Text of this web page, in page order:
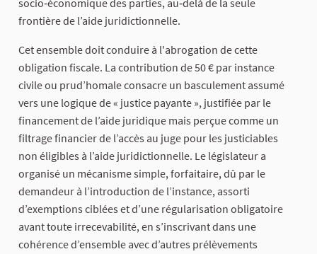
socio‑économique des parties, au‑delà de la seule
frontière de l’aide juridictionnelle.
Cet ensemble doit conduire à l'abrogation de cette
obligation fiscale. La contribution de 50 € par instance
civile ou prud’homale consacre un basculement assumé
vers une logique de « justice payante », justifiée par le
financement de l’aide juridique mais perçue comme un
filtrage financier de l’accès au juge pour les justiciables
non éligibles à l’aide juridictionnelle. Le législateur a
organisé un mécanisme simple, forfaitaire, dû par le
demandeur à l’introduction de l’instance, assorti
d’exemptions ciblées et d’une régularisation obligatoire
avant toute irrecevabilité, en s’inscrivant dans une
cohérence d’ensemble avec d’autres prélèvements